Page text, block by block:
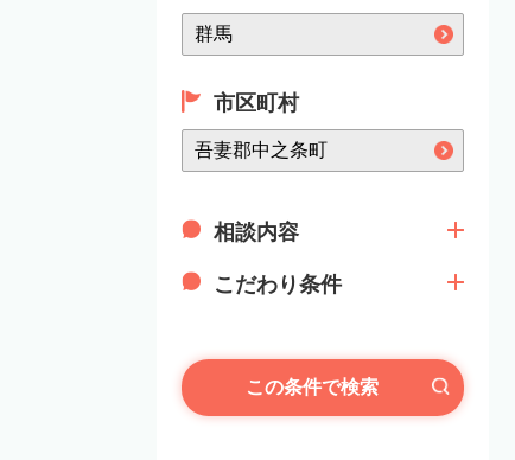
市区町村
相談内容
こだわり条件
この条件で検索